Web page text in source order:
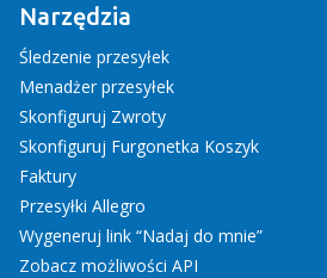
Narzędzia
Śledzenie przesyłek
Menadżer przesyłek
Skonfiguruj Zwroty
Skonfiguruj Furgonetka Koszyk
Faktury
Przesyłki Allegro
Wygeneruj link “Nadaj do mnie”
Zobacz możliwości API